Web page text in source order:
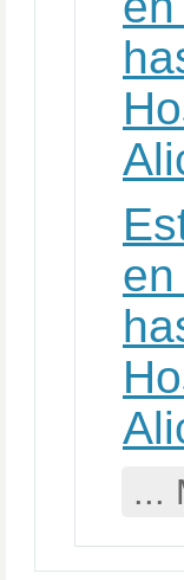
...